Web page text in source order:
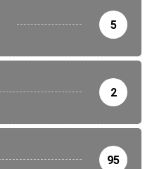
5
2
95